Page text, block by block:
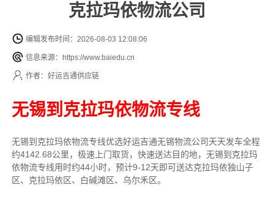
克拉玛依物流公司
编辑发布时间：2026-08-03 12:08:06
信息来源：https://www.baiedu.cn
作者：好运吉通供应链
无锡到克拉玛依物流专线
无锡到克拉玛依物流专线优选好运吉通无锡物流公司天天发车全程
约4142.68公里， 极速上门取货，快速送达目的地，无锡到克拉玛
依物流专线用时约44小时，预计9-12天即可送达克拉玛依独山子
区、克拉玛依区、白碱滩区、乌尔禾区。